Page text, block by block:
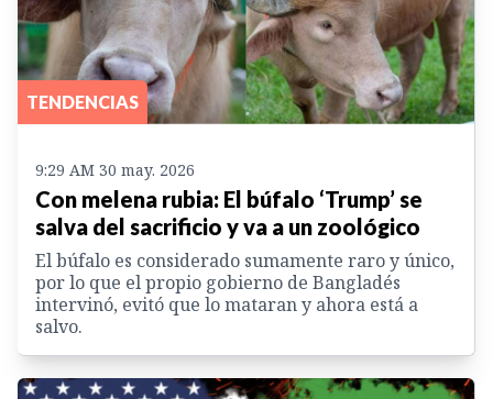
TENDENCIAS
9:29 AM 30 may. 2026
Con melena rubia: El búfalo ‘Trump’ se
salva del sacrificio y va a un zoológico
El búfalo es considerado sumamente raro y único,
por lo que el propio gobierno de Bangladés
intervinó, evitó que lo mataran y ahora está a
salvo.